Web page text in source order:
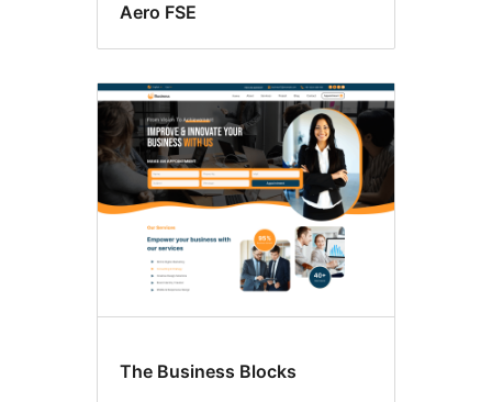
Aero FSE
The Business Blocks